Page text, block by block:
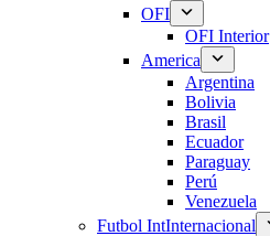
OFI
OFI Interior
America
Argentina
Bolivia
Brasil
Ecuador
Paraguay
Perú
Venezuela
Futbol IntInternacional